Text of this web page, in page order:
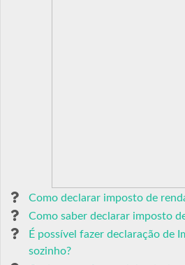
Como declarar imposto de
Como saber declarar imposto
É possível fazer declaração de
sozinho?